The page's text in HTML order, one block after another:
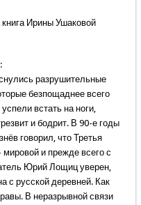
Ирины Ушаковой
разрушительные
безпощаднее всего
встать на ноги,
и бодрит. В 90-е годы
говорил, что Третья
и прежде всего с
Юрий Лощиц уверен,
с русской деревней. Как
В неразрывной связи